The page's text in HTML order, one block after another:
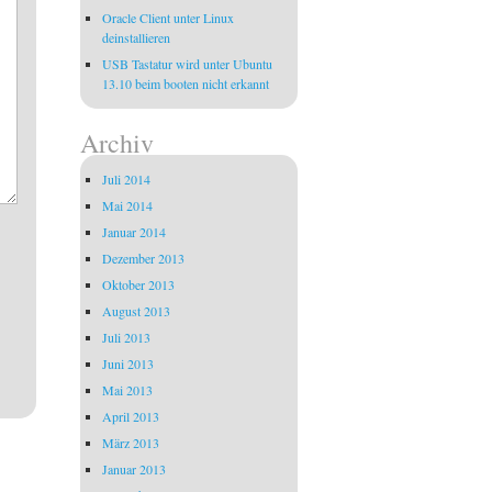
Oracle Client unter Linux
deinstallieren
USB Tastatur wird unter Ubuntu
13.10 beim booten nicht erkannt
Archiv
Juli 2014
Mai 2014
Januar 2014
Dezember 2013
Oktober 2013
August 2013
Juli 2013
Juni 2013
Mai 2013
April 2013
März 2013
Januar 2013